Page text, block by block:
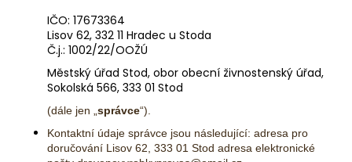
IČO: 17673364
Lisov 62, 332 11 Hradec u Stoda
Č.j.: 1002/22/OOŽÚ
Městský úřad Stod, obor obecní živnostenský úřad,
Sokolská 566, 333 01 Stod
(dále jen „ správce“).
Kontaktní údaje správce jsou následující: adresa pro
doručování Lisov 62, 333 01 Stod adresa elektronické